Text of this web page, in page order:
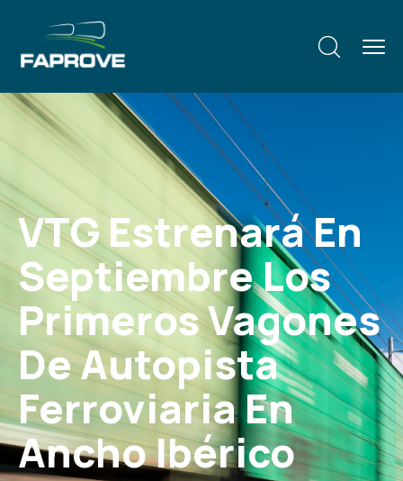
VTG Estrenará En
Septiembre Los
Primeros Vagones
De Autopista
Ferroviaria En
Ancho Ibérico